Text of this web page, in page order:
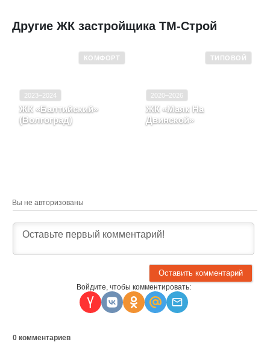
Другие ЖК застройщика ТМ-Строй
КОМФОРТ
2023–2024
ЖК «Балтийский»
(Волгоград)
ТИПОВОЙ
2020–2026
ЖК «Маяк На
Двинской»
Вы не авторизованы
Войдите, чтобы комментировать:
0 комментариев